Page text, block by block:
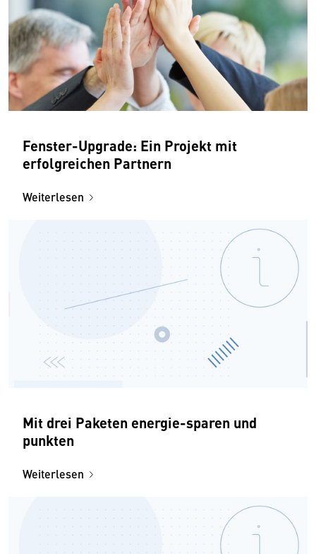
Fenster-Upgrade: Ein Projekt mit
erfolgreichen Partnern
Weiterlesen
Mit drei Paketen energie-sparen und
punkten
Weiterlesen